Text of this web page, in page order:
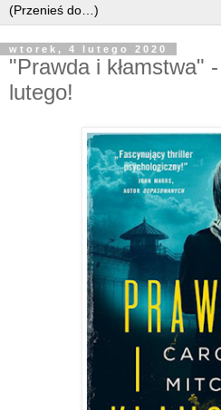
wtorek, 4 lutego 2020
"Prawda i kłamstwa"
lutego!